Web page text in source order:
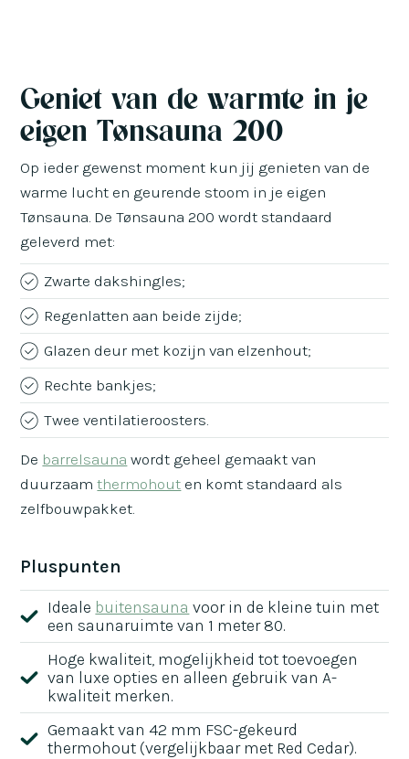
Geniet van de warmte in je
eigen Tønsauna 200
Op ieder gewenst moment kun jij genieten van de
warme lucht en geurende stoom in je eigen
Tønsauna. De Tønsauna 200 wordt standaard
geleverd met:
Zwarte dakshingles;
Regenlatten aan beide zijde;
Glazen deur met kozijn van elzenhout;
Rechte bankjes;
Twee ventilatieroosters.
De barrelsauna wordt geheel gemaakt van
duurzaamthermohout en komt standaard als
zelfbouwpakket.
Pluspunten
Ideale buitensauna voor in de kleine tuin met
een saunaruimte van 1 meter 80.
Hoge kwaliteit, mogelijkheid tot toevoegen
van luxe opties en alleen gebruik van A-
kwaliteit merken.
Gemaakt van 42 mm FSC-gekeurd
thermohout (vergelijkbaar met Red Cedar).